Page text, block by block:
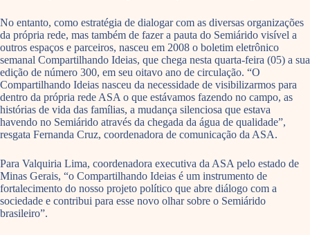
No entanto, como estratégia de dialogar com as diversas organizações
da própria rede, mas também de fazer a pauta do Semiárido visível a
outros espaços e parceiros, nasceu em 2008 o boletim eletrônico
semanal Compartilhando Ideias, que chega nesta quarta-feira (05) a sua
edição de número 300, em seu oitavo ano de circulação. “O
Compartilhando Ideias nasceu da necessidade de visibilizarmos para
dentro da própria rede ASA o que estávamos fazendo no campo, as
histórias de vida das famílias, a mudança silenciosa que estava
havendo no Semiárido através da chegada da água de qualidade”,
resgata Fernanda Cruz, coordenadora de comunicação da ASA.
Para Valquiria Lima, coordenadora executiva da ASA pelo estado de
Minas Gerais, “o Compartilhando Ideias é um instrumento de
fortalecimento do nosso projeto político que abre diálogo com a
sociedade e contribui para esse novo olhar sobre o Semiárido
brasileiro”.